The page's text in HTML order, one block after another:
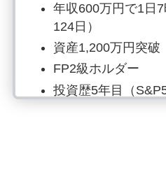
年収600万円で1日
124日）
資産1,200万円突破
FP2級ホルダー
投資歴5年目（